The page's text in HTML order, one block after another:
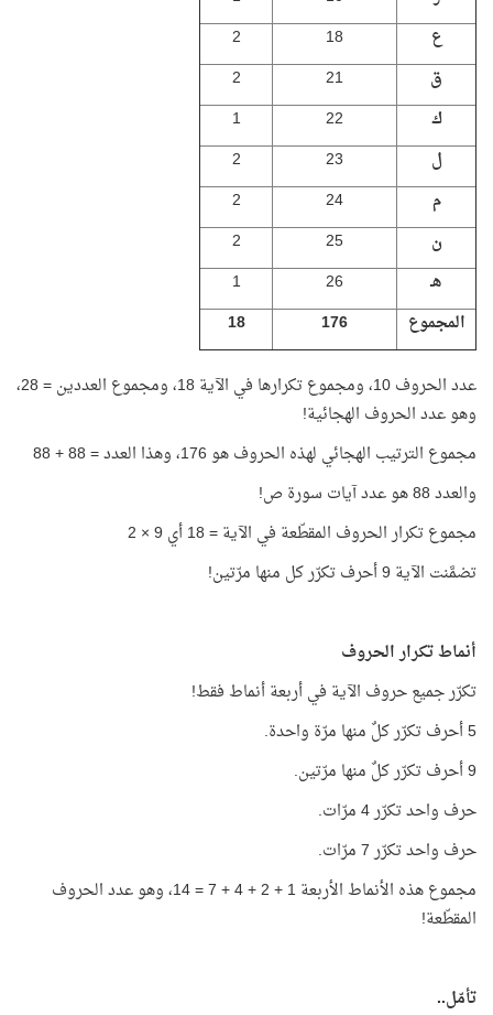
ع
18
2
ق
21
2
ك
22
1
ل
23
2
م
24
2
ن
25
2
هـ
26
1
المجموع
176
18
عدد الحروف 10، ومجموع تكرارها في الآية 18، ومجموع العددين = 28،
وهو عدد الحروف الهجائية!
مجموع الترتيب الهجائي لهذه الحروف هو 176، وهذا العدد = 88 + 88
والعدد 88 هو عدد آيات سورة ص!
مجموع تكرار الحروف المقطّعة في الآية = 18 أي 9 × 2
تضمَّنت الآية 9 أحرف تكرّر كل منها مرّتين!
أنماط تكرار الحروف
تكرّر جميع حروف الآية في أربعة أنماط فقط!
5 أحرف تكرّر كلٌ منها مرّة واحدة.
9 أحرف تكرّر كلٌ منها مرّتين.
حرف واحد تكرّر 4 مرّات.
حرف واحد تكرّر 7 مرّات.
مجموع هذه الأنماط الأربعة 1 + 2 + 4 + 7 = 14، وهو عدد الحروف
المقطّعة!
تأمّل..